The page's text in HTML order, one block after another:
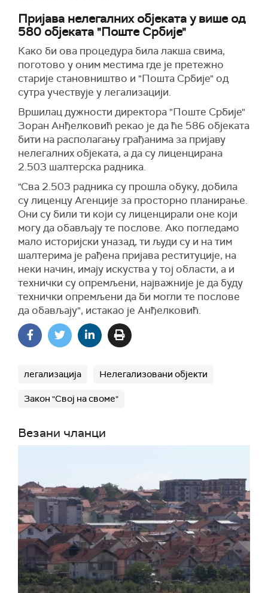
Пријава нелегалних објеката у више од
580 објеката "Поште Србије"
Како би ова процедура била лакша свима,
поготово у оним местима где је претежно
старије становништво и "Пошта Србије" од
сутра учествује у легализацији.
Вршилац дужности директора "Поште Србије"
Зоран Анђелковић рекао је да ће 586 објеката
бити на располагању грађанима за пријаву
нелегалних објеката, а да су лиценцирана
2.503 шалтерска радника.
"Сва 2.503 радника су прошла обуку, добила
су лиценцу Агенције за просторно планирање.
Они су били ти који су лиценцирали оне који
могу да обављају те послове. Ако погледамо
мало историјски уназад, ти људи су и на тим
шалтерима је рађена пријава реституције, на
неки начин, имају искуства у тој области, а и
технички су опремљени, најважније је да буду
технички опремљени да би могли те послове
да обављају", истакао је Анђелковић.
легализација Нелегализовани објекти
Закон "Свој на своме"
Везани чланци